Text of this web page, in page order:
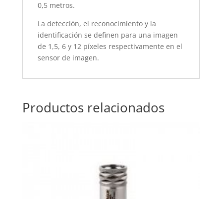
0,5 metros.
La detección, el reconocimiento y la
identificación se definen para una imagen
de 1,5, 6 y 12 píxeles respectivamente en el
sensor de imagen.
Productos relacionados